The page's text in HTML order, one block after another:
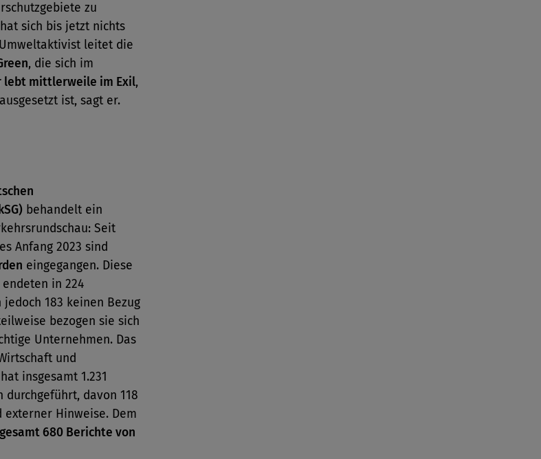
zu
sich bis jetzt nichts
leitet die
, die sich im
lebt mittlerweile im Exil,
ist, sagt er.
behandelt ein
Seit
Anfang 2023 sind
eingegangen. Diese
in 224
183 keinen Bezug
bezogen sie sich
Unternehmen. Das
und
insgesamt 1.231
davon 118
externer Hinweise. Dem
680 Berichte von